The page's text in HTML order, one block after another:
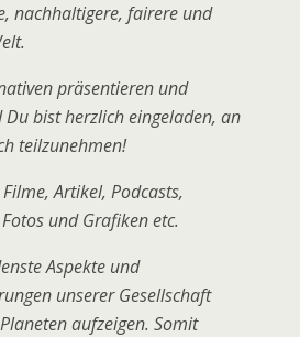
nachhaltigere, fairere und
präsentieren und
bist herzlich eingeladen, an
teilzunehmen!
Artikel, Podcasts,
und Grafiken etc.
Aspekte und
unserer Gesellschaft
aufzeigen. Somit